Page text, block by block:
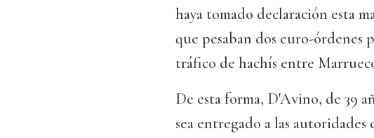
haya tomado declaración esta
que pesaban dos euro-
tráfico de hachís entre
De esta forma, D'Avino, de 39
sea entregado a las